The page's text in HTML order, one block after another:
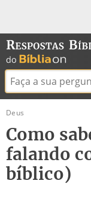
Buscar:
Deus
Como
falando
bíblico)